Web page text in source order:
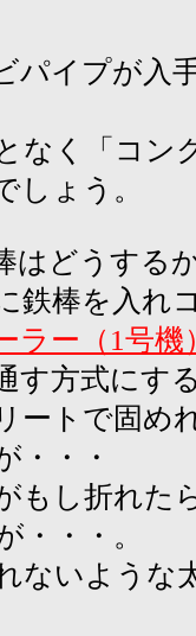
パイプが入
なく「コン
しょう。
はどうする
鉄棒を入
ラー（1号機
す方式にす
ートで固め
・・・
もし折れた
・・・。
ないような